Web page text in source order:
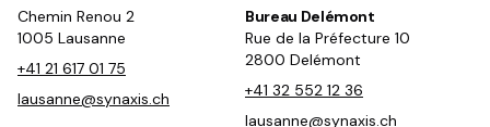
Chemin Renou 2
1005 Lausanne
+41 21 617 01 75
lausanne@synaxis.ch
Bureau Delémont
Rue de la Préfecture 10
2800 Delémont
+41 32 552 12 36
lausanne@synaxis.ch